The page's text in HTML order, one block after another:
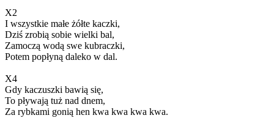
X2
I wszystkie małe żółte kaczki,
Dziś zrobią sobie wielki bal,
Zamoczą wodą swe kubraczki,
Potem popłyną daleko w dal.
X4
Gdy kaczuszki bawią się,
To pływają tuż nad dnem,
Za rybkami gonią hen kwa kwa kwa kwa.